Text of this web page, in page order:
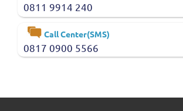
0811 9914 240
Call Center(SMS)
0817 0900 5566